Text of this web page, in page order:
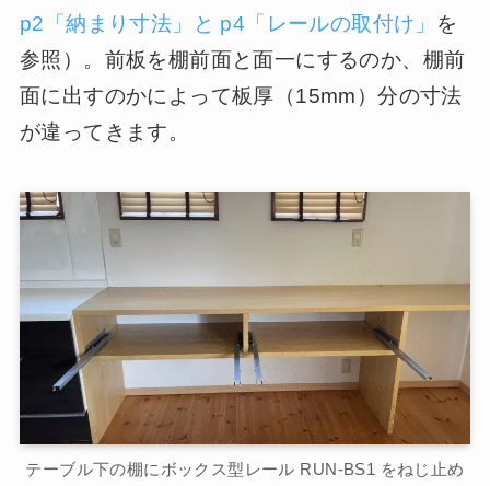
p2「納まり寸法」と p4「レールの取付け」
を
参照）。前板を棚前面と面一にするのか、棚前
面に出すのかによって板厚（15mm）分の寸法
が違ってきます。
テーブル下の棚にボックス型レール RUN-BS1 をねじ止め